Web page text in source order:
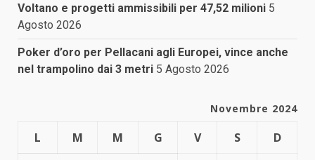
Voltano e progetti ammissibili per 47,52 milioni 5
Agosto 2026
Poker d’oro per Pellacani agli Europei, vince anche
nel trampolino dai 3 metri 5 Agosto 2026
Novembre 2024
L M M G V S
D